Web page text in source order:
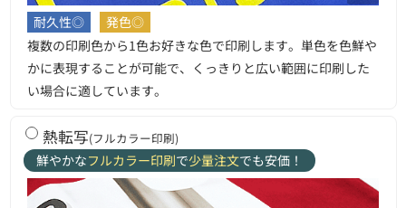
耐久性◎
発色◎
複数の印刷色から1色お好きな色で印刷します。単色を色鮮や
かに表現することが可能で、くっきりと広い範囲に印刷した
い場合に適しています。
熱転写(フルカラー印刷)
鮮やかなフルカラー印刷で少量注文でも安価！